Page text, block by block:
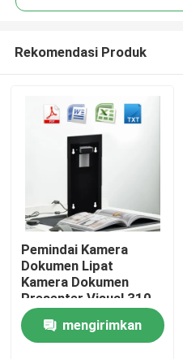
Rumah
Produk
Rekomendasi Produk
Pemindai Kamera
Dokumen Lipat
Kamera Dokumen
Presenter Visual 310
X 220mm
mengirimkan